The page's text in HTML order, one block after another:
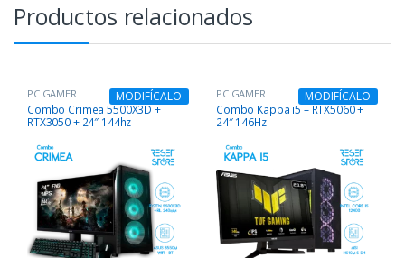
Productos relacionados
PC GAMER
Combo Crimea 5500X3D +
RTX3050 + 24″ 144hz
MODIFÍCALO PC GAMER
Combo Kappa i5 – RTX5060 +
24″ 146Hz
MODIFÍCALO